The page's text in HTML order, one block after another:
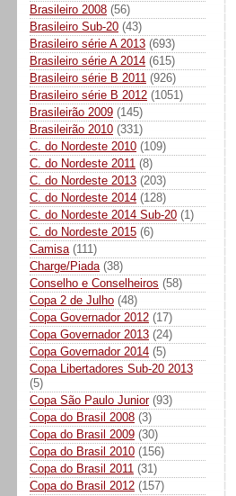
Brasileiro 2008 (56)
Brasileiro Sub-20 (43)
Brasileiro série A 2013 (693)
Brasileiro série A 2014 (615)
Brasileiro série B 2011 (926)
Brasileiro série B 2012 (1051)
Brasileirão 2009 (145)
Brasileirão 2010 (331)
C. do Nordeste 2010 (109)
C. do Nordeste 2011 (8)
C. do Nordeste 2013 (203)
C. do Nordeste 2014 (128)
C. do Nordeste 2014 Sub-20 (1)
C. do Nordeste 2015 (6)
Camisa (111)
Charge/Piada (38)
Conselho e Conselheiros (58)
Copa 2 de Julho (48)
Copa Governador 2012 (17)
Copa Governador 2013 (24)
Copa Governador 2014 (5)
Copa Libertadores Sub-20 2013
(5)
Copa São Paulo Junior (93)
Copa do Brasil 2008 (3)
Copa do Brasil 2009 (30)
Copa do Brasil 2010 (156)
Copa do Brasil 2011 (31)
Copa do Brasil 2012 (157)